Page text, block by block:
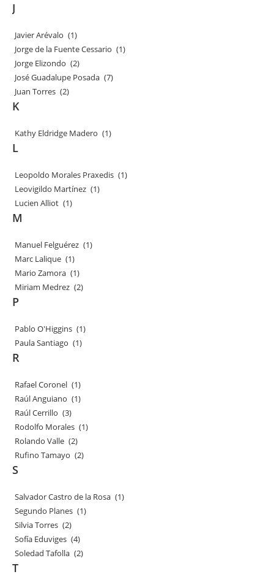
J
Javier Arévalo (1)
Jorge de la Fuente Cessario (1)
Jorge Elizondo (2)
José Guadalupe Posada (7)
Juan Torres (2)
K
Kathy Eldridge Madero (1)
L
Leopoldo Morales Praxedis (1)
Leovigildo Martínez (1)
Lucien Alliot (1)
M
Manuel Felguérez (1)
Marc Lalique (1)
Mario Zamora (1)
Miriam Medrez (2)
P
Pablo O'Higgins (1)
Paula Santiago (1)
R
Rafael Coronel (1)
Raúl Anguiano (1)
Raúl Cerrillo (3)
Rodolfo Morales (1)
Rolando Valle (2)
Rufino Tamayo (2)
S
Salvador Castro de la Rosa (1)
Segundo Planes (1)
Silvia Torres (2)
Sofía Eduviges (4)
Soledad Tafolla (2)
T